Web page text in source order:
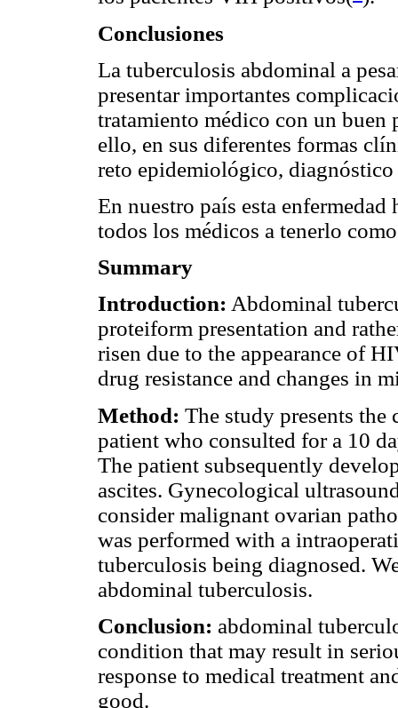
Conclusiones
La tuberculosis abdominal a
presentar importantes
tratamiento médico con un
ello, en sus diferentes formas
reto epidemiológico,
En nuestro país esta
todos los médicos a tenerlo
Summary
Introduction: Abdominal
proteiform presentation and
risen due to the appearance of
drug resistance and changes in
Method: The study presents the
patient who consulted for a 10
The patient subsequently
ascites. Gynecological
consider malignant ovarian
was performed with a
tuberculosis being diagnosed.
abdominal tuberculosis.
Conclusion: abdominal
condition that may result in
response to medical treatment
good.